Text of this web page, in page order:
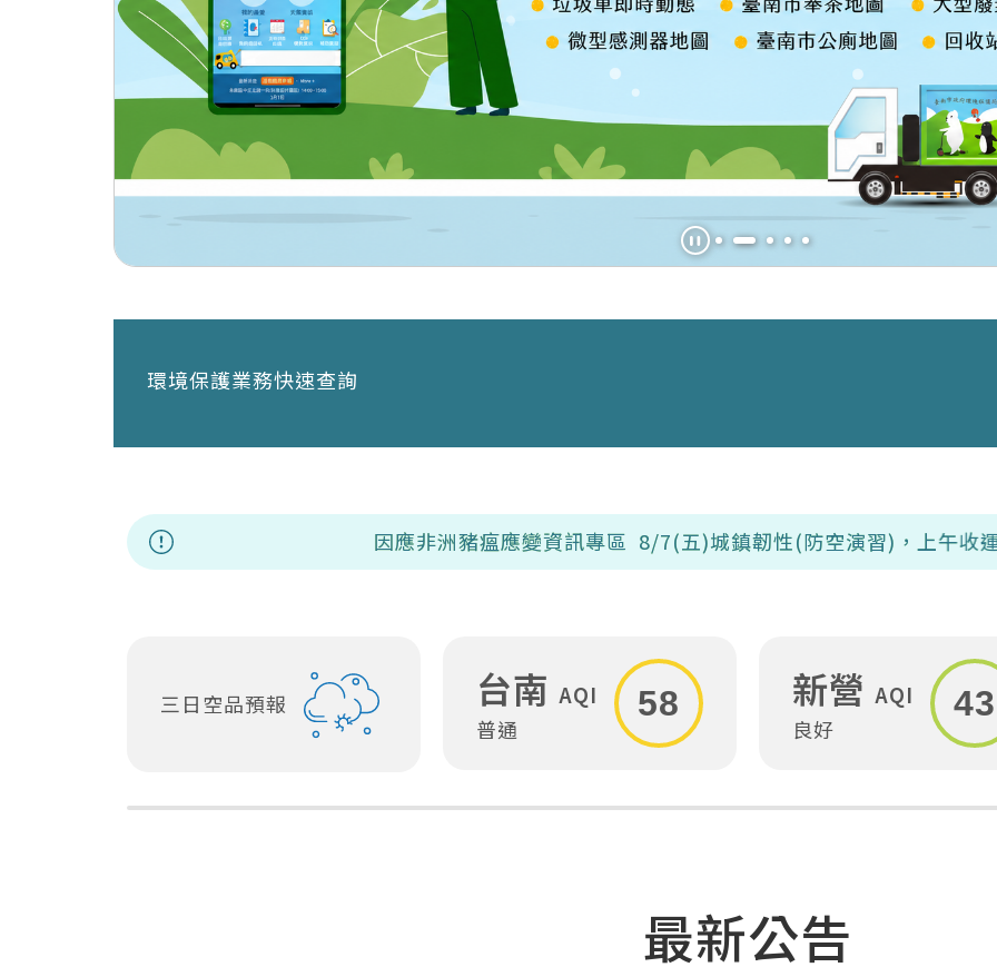
環境保護業務快速查詢
因應非洲豬瘟應變資訊專區 8/7(五)城鎮韌性(防空演習)，上午收運時間部分調整;
三日空品預報 台南 AQI
普通
58 新營 AQI
良好
43
最新公告